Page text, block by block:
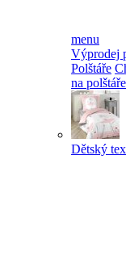
menu
Výprodej
Polštáře
na polštáře
Dětský